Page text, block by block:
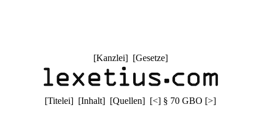
[Kanzlei] [Gesetze]
[Titelei] [Inhalt] [Quellen] [<] § 70 GBO [>]